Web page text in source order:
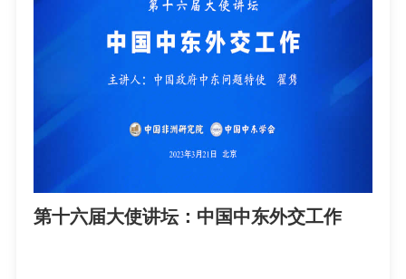
第十六届大使讲坛：中国中东外交工作